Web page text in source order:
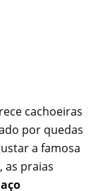
cachoeiras
por quedas
a famosa
, as praias